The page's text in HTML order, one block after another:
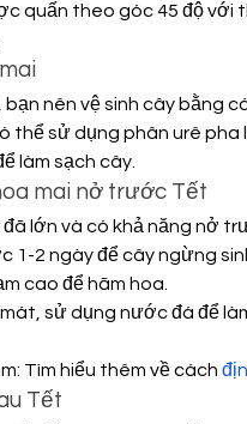
quấn theo góc 45 độ với
nên vệ sinh cây bằng
thể sử dụng phân urê pha
làm sạch cây.
mai nở trước Tết
đã lớn và có khả năng nở
1-2 ngày để cây ngừng
cao để hãm hoa.
sử dụng nước đá để
Tìm hiểu thêm về cách
Tết